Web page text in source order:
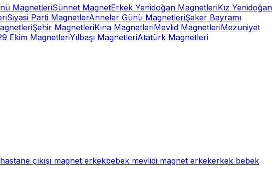
MagnetleriSünnet MagnetErkek Yenidoğan MagnetleriKız Yenidoğan
Siyasi Parti MagnetlerAnneler Günü MagnetleriŞeker Bayramı
Şehir MagnetleriKına MagnetleriMevlid MagnetleriMezuniyet
Ekim MagnetleriYılbaşı MagnetleriAtatürk Magnetleri
hastane çıkışı magnet erkekbebek mevlidi magnet erkekerkek bebek